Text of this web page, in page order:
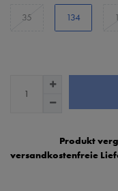
35 134
Produkt
versandkostenfreie